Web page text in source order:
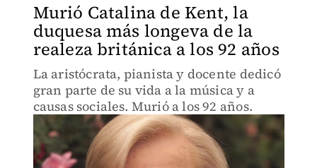
Murió Catalina de Kent, la
duquesa más longeva de la
realeza británica a los 92 años
La aristócrata, pianista y docente dedicó
gran parte de su vida a la música y a
causas sociales. Murió a los 92 años.